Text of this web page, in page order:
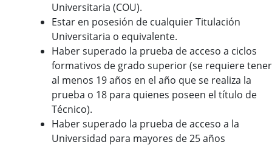
Universitaria (COU).
Estar en posesión de cualquier Titulación
Universitaria o equivalente.
Haber superado la prueba de acceso a ciclos
formativos de grado superior (se requiere tener
al menos 19 años en el año que se realiza la
prueba o 18 para quienes poseen el título de
Técnico).
Haber superado la prueba de acceso a la
Universidad para mayores de 25 años